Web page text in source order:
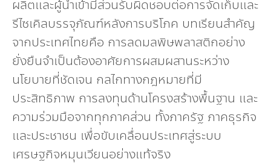
ผลิตและผู้นำเข้ามีส่วนรับผิดชอบต่อการจัดเก็บและ
รีไซเคิลบรรจุภัณฑ์หลังการบริโภค บทเรียนสำคัญ
จากประเทศไทยคือ การลดมลพิษพลาสติกอย่าง
ยั่งยืนจำเป็นต้องอาศัยการผสมผสานระหว่าง
นโยบายที่ชัดเจน กลไกทางกฎหมายที่มี
ประสิทธิภาพ การลงทุนด้านโครงสร้างพื้นฐาน และ
ความร่วมมือจากทุกภาคส่วน ทั้งภาครัฐ ภาคธุรกิจ
และประชาชน เพื่อขับเคลื่อนประเทศสู่ระบบ
เศรษฐกิจหมุนเวียนอย่างแท้จริง